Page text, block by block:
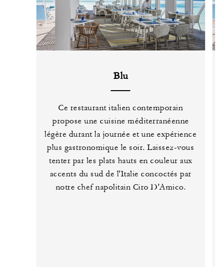
Blu
Ce restaurant italien contemporain
propose une cuisine méditerranéenne
légère durant la journée et une expérience
plus gastronomique le soir. Laissez-vous
tenter par les plats hauts en couleur aux
accents du sud de l'Italie concoctés par
notre chef napolitain Ciro D'Amico.